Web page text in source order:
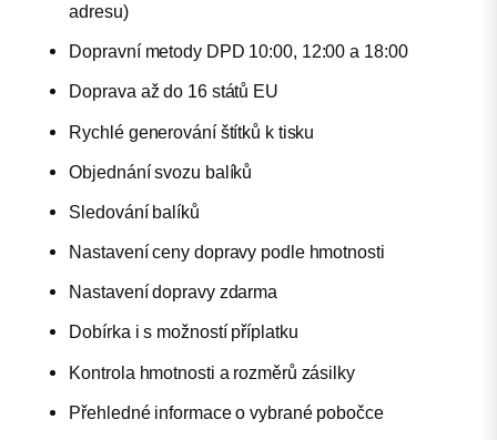
adresu)
Dopravní metody DPD 10:00, 12:00 a 18:00
Doprava až do 16 států EU
Rychlé generování štítků k tisku
Objednání svozu balíků
Sledování balíků
Nastavení ceny dopravy podle hmotnosti
Nastavení dopravy zdarma
Dobírka i s možností příplatku
Kontrola hmotnosti a rozměrů zásilky
Přehledné informace o vybrané pobočce